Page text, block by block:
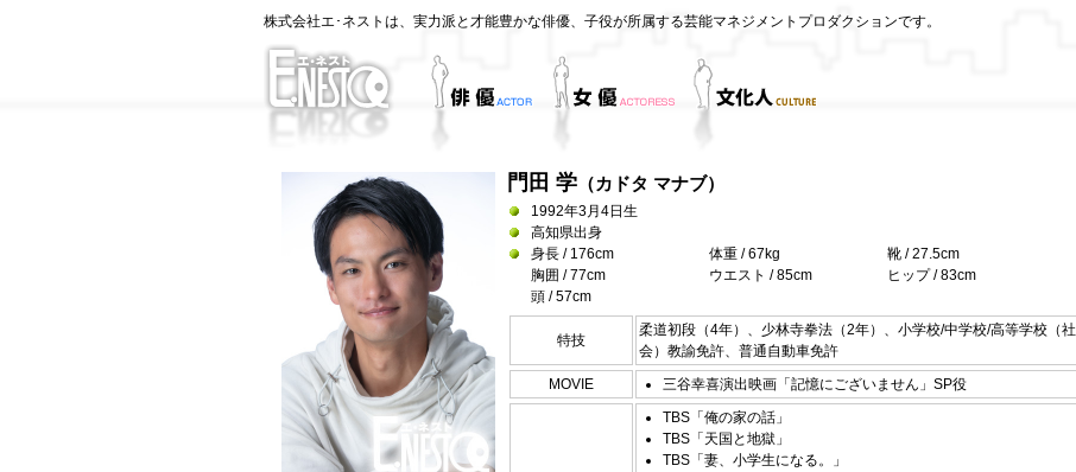
株式会社エ･ネストは、実力派と才能豊かな俳優、子役が所属する芸能マネジメントプロダクションです。
門田 学 （カドタ マナブ）
1992年3月4日生
高知県出身
身長 / 176cm
体重 / 67kg
靴 / 27.5cm
胸囲 / 77cm
ウエスト / 85cm
ヒップ / 83cm
頭 / 57cm
特技
柔道初段（4年）、少林寺拳法（2年）、小学校/中学校/高等学校（社
会）教諭免許、普通自動車免許
MOVIE
三谷幸喜演出映画「記憶にございません」SP役
TBS「俺の家の話」
TBS「天国と地獄」
TBS「妻、小学生になる。」